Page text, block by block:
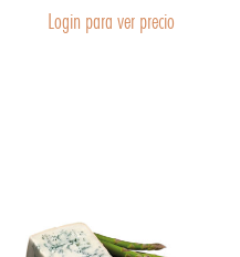
Login para ver precio